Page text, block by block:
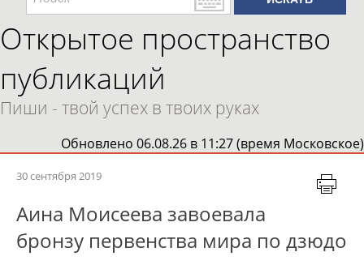
Открытое пространство
публикаций
Пиши - твой успех в твоих руках
Обновлено 06.08.26 в 11:27 (время Московское)
30 сентября 2019
Аина Моисеева завоевала
бронзу первенства мира по дзюдо